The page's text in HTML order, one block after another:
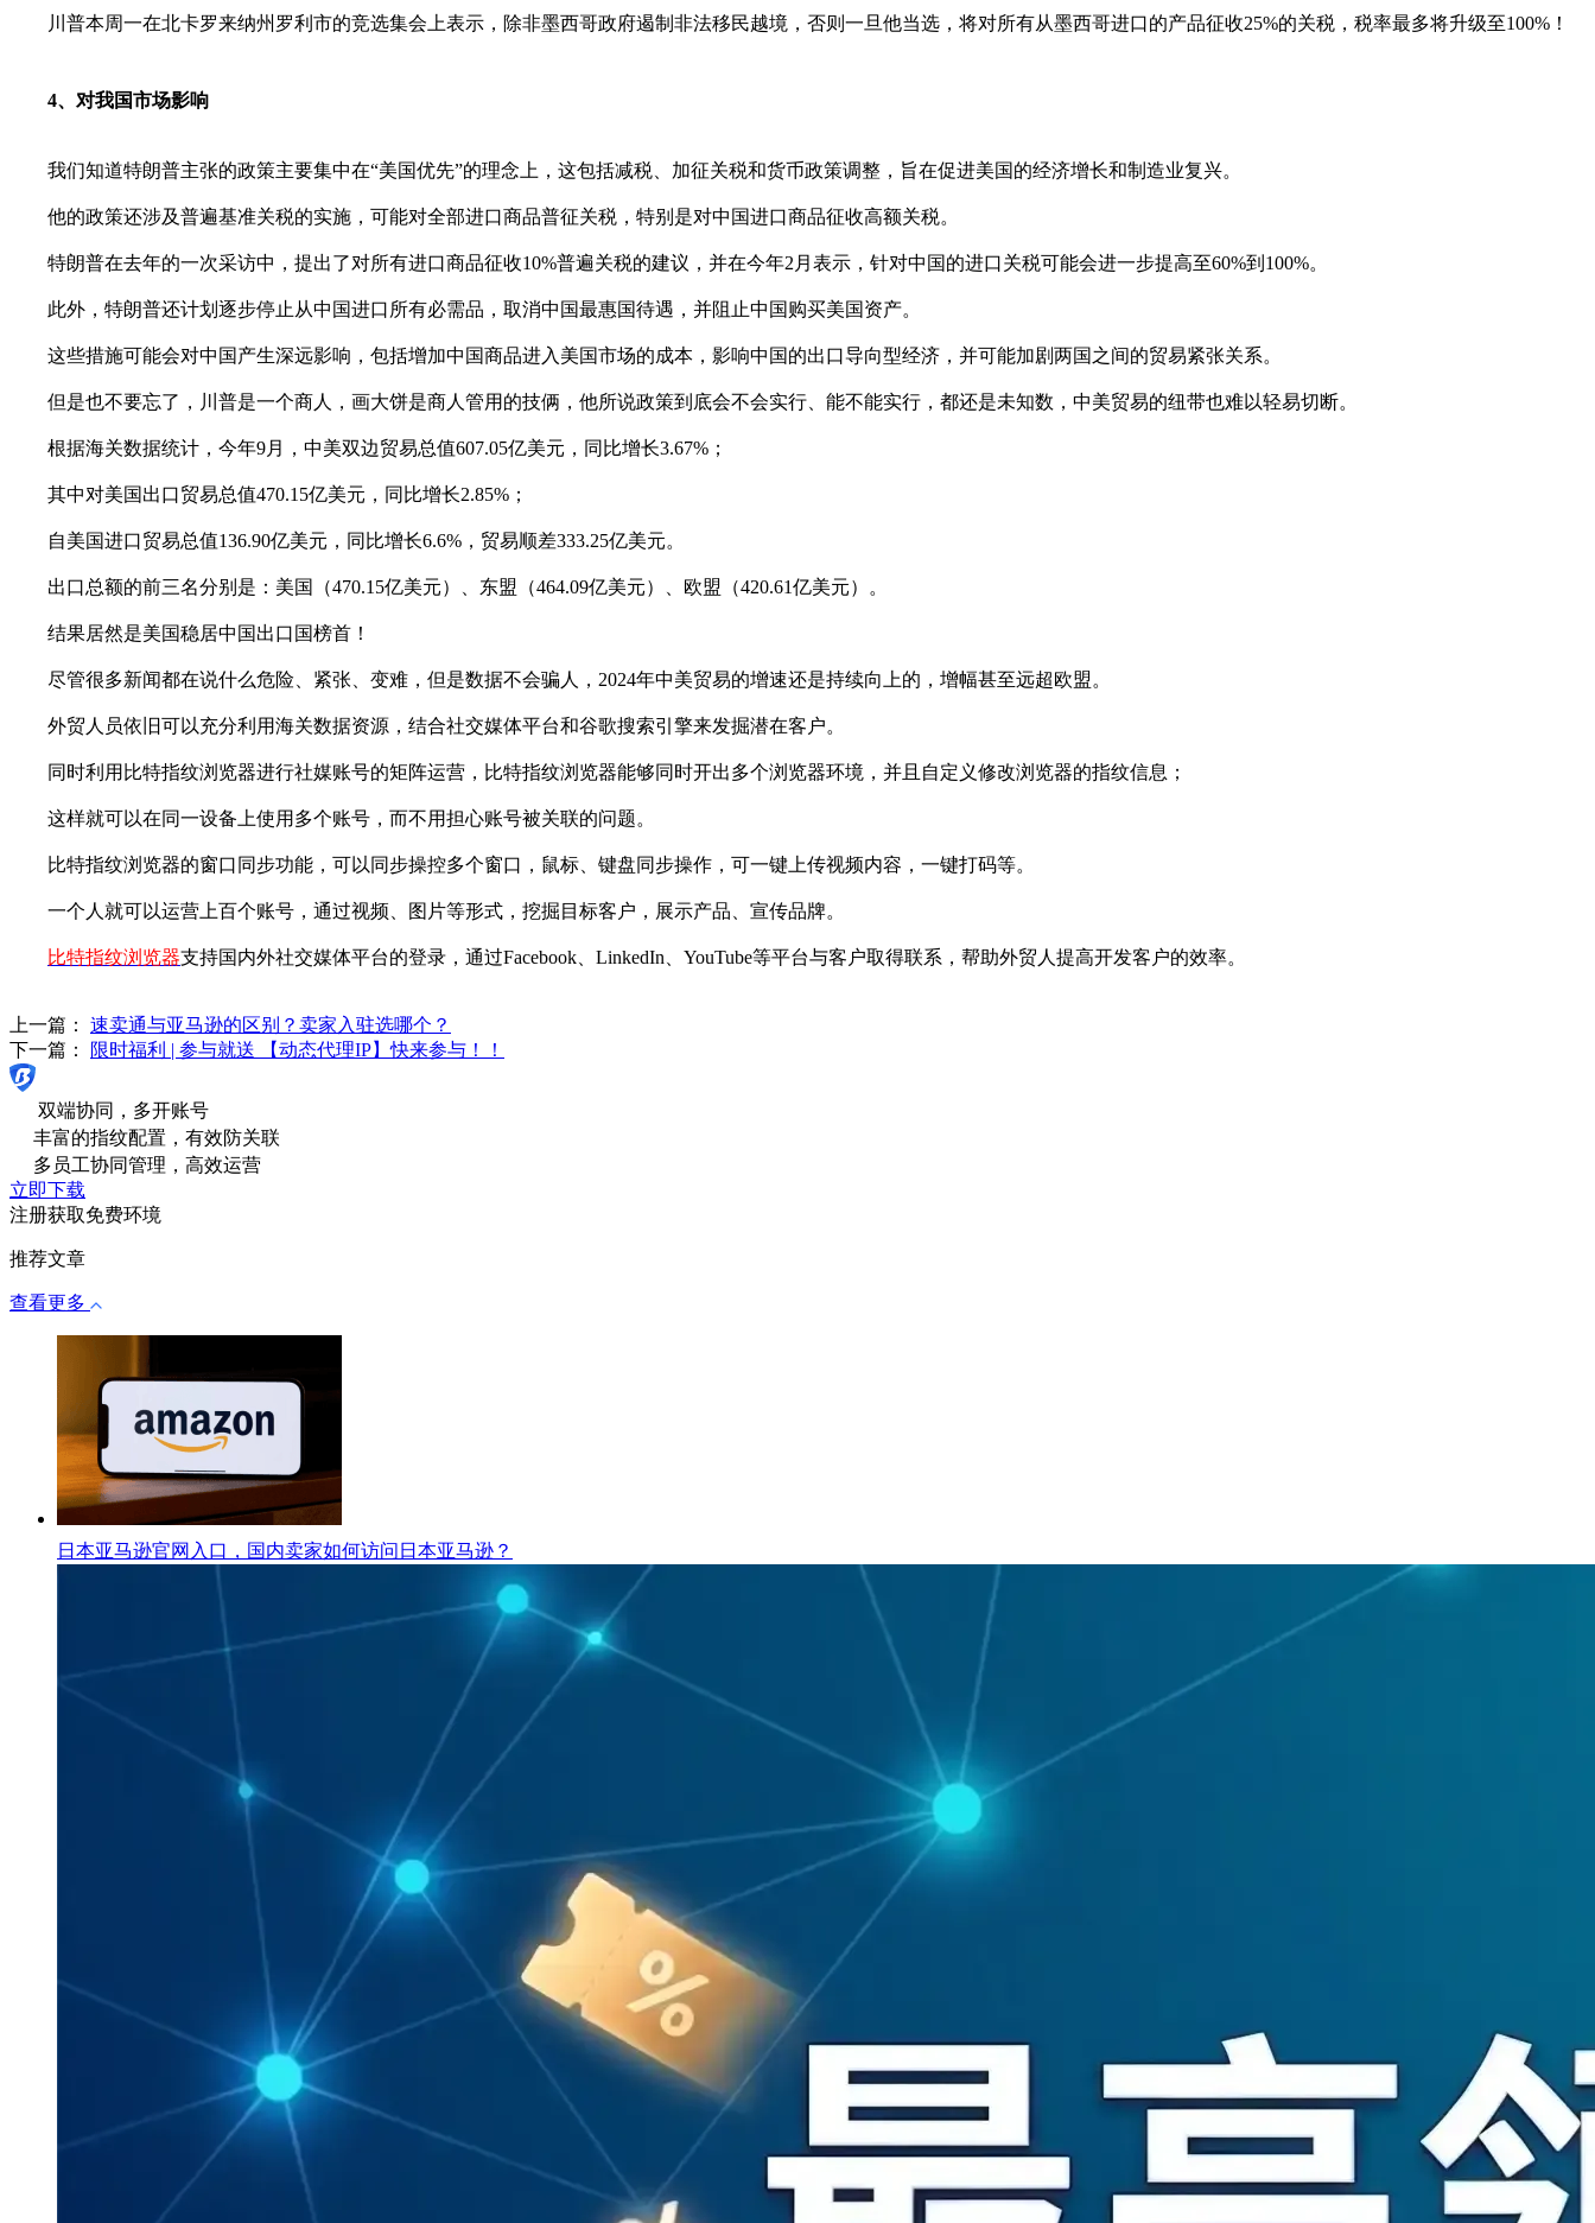
川普本周一在北卡罗来纳州罗利市的竞选集会上表示，除非墨西哥政府遏制非法移民越境，否则一旦他当选，将对所有从墨西哥进口的产品征收25%的关税，税率最多将升级至100%！
4、对我国市场影响
我们知道特朗普主张的政策主要集中在“美国优先”的理念上，这包括减税、加征关税和货币政策调整，旨在促进美国的经济增长和制造业复兴。
他的政策还涉及普遍基准关税的实施，可能对全部进口商品普征关税，特别是对中国进口商品征收高额关税。
特朗普在去年的一次采访中，提出了对所有进口商品征收10%普遍关税的建议，并在今年2月表示，针对中国的进口关税可能会进一步提高至60%到100%。
此外，特朗普还计划逐步停止从中国进口所有必需品，取消中国最惠国待遇，并阻止中国购买美国资产。
这些措施可能会对中国产生深远影响，包括增加中国商品进入美国市场的成本，影响中国的出口导向型经济，并可能加剧两国之间的贸易紧张关系。
但是也不要忘了，川普是一个商人，画大饼是商人管用的技俩，他所说政策到底会不会实行、能不能实行，都还是未知数，中美贸易的纽带也难以轻易切断。
根据海关数据统计，今年9月，中美双边贸易总值607.05亿美元，同比增长3.67%；
其中对美国出口贸易总值470.15亿美元，同比增长2.85%；
自美国进口贸易总值136.90亿美元，同比增长6.6%，贸易顺差333.25亿美元。
出口总额的前三名分别是：美国（470.15亿美元）、东盟（464.09亿美元）、欧盟（420.61亿美元）。
结果居然是美国稳居中国出口国榜首！
尽管很多新闻都在说什么危险、紧张、变难，但是数据不会骗人，2024年中美贸易的增速还是持续向上的，增幅甚至远超欧盟。
外贸人员依旧可以充分利用海关数据资源，结合社交媒体平台和谷歌搜索引擎来发掘潜在客户。
同时利用比特指纹浏览器进行社媒账号的矩阵运营，比特指纹浏览器能够同时开出多个浏览器环境，并且自定义修改浏览器的指纹信息；
这样就可以在同一设备上使用多个账号，而不用担心账号被关联的问题。
比特指纹浏览器的窗口同步功能，可以同步操控多个窗口，鼠标、键盘同步操作，可一键上传视频内容，一键打码等。
一个人就可以运营上百个账号，通过视频、图片等形式，挖掘目标客户，展示产品、宣传品牌。
比特指纹浏览器支持国内外社交媒体平台的登录，通过Facebook、LinkedIn、YouTube等平台与客户取得联系，帮助外贸人提高开发客户的效率。
上一篇： 速卖通与亚马逊的区别？卖家入驻选哪个？
下一篇：
限时福利 | 参与就送 【动态代理IP】快来参与！！
双端协同，多开账号
丰富的指纹配置，有效防关联
多员工协同管理，高效运营
立即下载
注册获取免费环境
推荐文章
查看更多
日本亚马逊官网入口，国内卖家如何访问日本亚马逊？